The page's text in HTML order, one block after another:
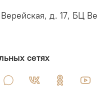
д. 17, БЦ
сетях